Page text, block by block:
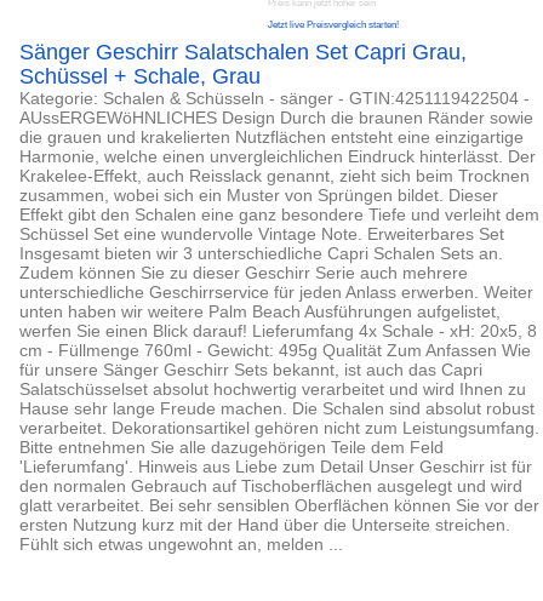
Preis kann jetzt höher sein
Jetzt live Preisvergleich starten!
Sänger Geschirr Salatschalen Set Capri Grau,
Schüssel + Schale, Grau
Kategorie: Schalen & Schüsseln - sänger - GTIN:4251119422504 -
AUssERGEWöHNLICHES Design Durch die braunen Ränder sowie
die grauen und krakelierten Nutzflächen entsteht eine einzigartige
Harmonie, welche einen unvergleichlichen Eindruck hinterlässt. Der
Krakelee-Effekt, auch Reisslack genannt, zieht sich beim Trocknen
zusammen, wobei sich ein Muster von Sprüngen bildet. Dieser
Effekt gibt den Schalen eine ganz besondere Tiefe und verleiht dem
Schüssel Set eine wundervolle Vintage Note. Erweiterbares Set
Insgesamt bieten wir 3 unterschiedliche Capri Schalen Sets an.
Zudem können Sie zu dieser Geschirr Serie auch mehrere
unterschiedliche Geschirrservice für jeden Anlass erwerben. Weiter
unten haben wir weitere Palm Beach Ausführungen aufgelistet,
werfen Sie einen Blick darauf! Lieferumfang 4x Schale - xH: 20x5, 8
cm - Füllmenge 760ml - Gewicht: 495g Qualität Zum Anfassen Wie
für unsere Sänger Geschirr Sets bekannt, ist auch das Capri
Salatschüsselset absolut hochwertig verarbeitet und wird Ihnen zu
Hause sehr lange Freude machen. Die Schalen sind absolut robust
verarbeitet. Dekorationsartikel gehören nicht zum Leistungsumfang.
Bitte entnehmen Sie alle dazugehörigen Teile dem Feld
'Lieferumfang'. Hinweis aus Liebe zum Detail Unser Geschirr ist für
den normalen Gebrauch auf Tischoberflächen ausgelegt und wird
glatt verarbeitet. Bei sehr sensiblen Oberflächen können Sie vor der
ersten Nutzung kurz mit der Hand über die Unterseite streichen.
Fühlt sich etwas ungewohnt an, melden ...